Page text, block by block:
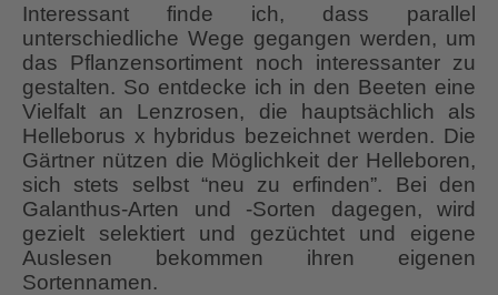
Interessant finde ich, dass parallel
unterschiedliche Wege gegangen werden, um
das Pflanzensortiment noch interessanter zu
gestalten. So entdecke ich in den Beeten eine
Vielfalt an Lenzrosen, die hauptsächlich als
Helleborus x hybridus bezeichnet werden. Die
Gärtner nützen die Möglichkeit der Helleboren,
sich stets selbst “neu zu erfinden”. Bei den
Galanthus-Arten und -Sorten dagegen, wird
gezielt selektiert und gezüchtet und eigene
Auslesen bekommen ihren eigenen
Sortennamen.